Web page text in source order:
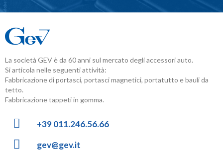
La società GEV è da 60 anni sul mercato degli accessori auto.
Si articola nelle seguenti attività:
Fabbricazione di portasci, portasci magnetici, portatutto e bauli da
tetto.
Fabbricazione tappeti in gomma.
+39 011.246.56.66
gev@gev.it